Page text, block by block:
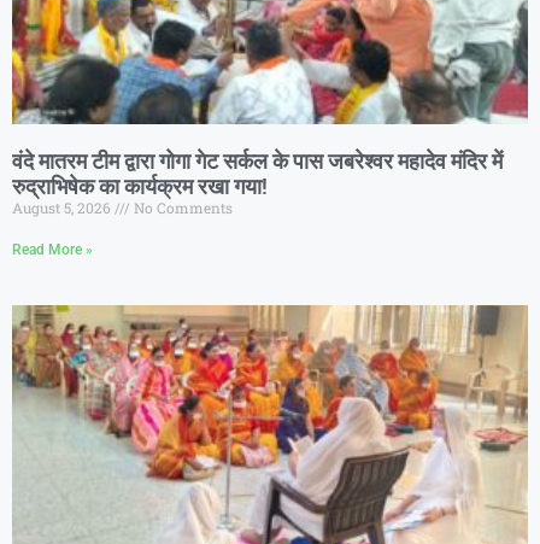
वंदे मातरम टीम द्वारा गोगा गेट सर्कल के पास जबरेश्वर महादेव मंदिर में
रुद्राभिषेक का कार्यक्रम रखा गया!
August 5, 2026 No Comments
Read More »